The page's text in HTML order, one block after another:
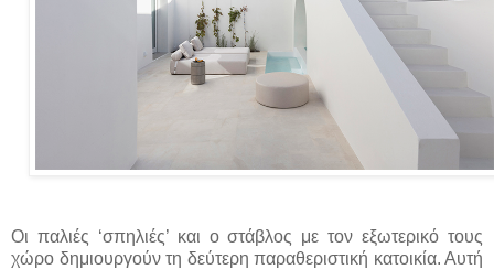
Οι παλιές ‘σπηλιές’ και ο στάβλος με τον εξωτερικό τους
χώρο δημιουργούν τη δεύτερη παραθεριστική κατοικία. Αυτή